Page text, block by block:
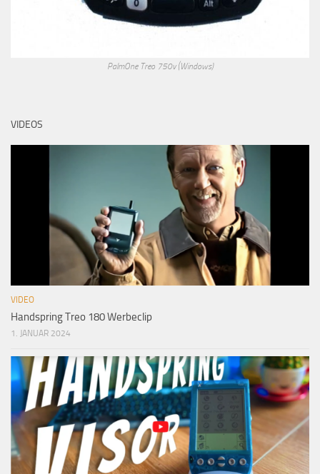
PalmOne Treo 750v (Windows)
VIDEOS
VIDEO
Handspring Treo 180 Werbeclip
1. JANUAR 2024